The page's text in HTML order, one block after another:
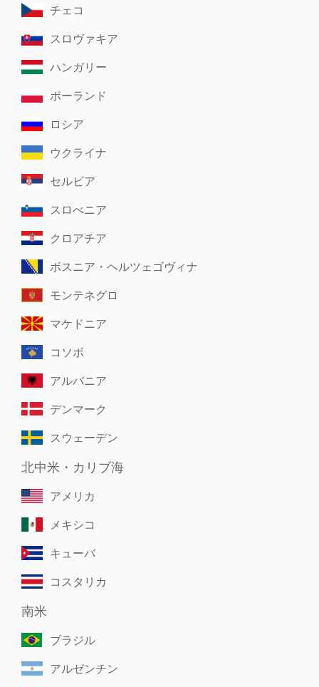
チェコ
スロヴァキア
ハンガリー
ポーランド
ロシア
ウクライナ
セルビア
スロべニア
クロアチア
ボスニア・ヘルツェゴヴィナ
モンテネグロ
マケドニア
コソボ
アルバニア
デンマーク
スウェーデン
北中米・カリブ海
アメリカ
メキシコ
キューバ
コスタリカ
南米
ブラジル
アルゼンチン